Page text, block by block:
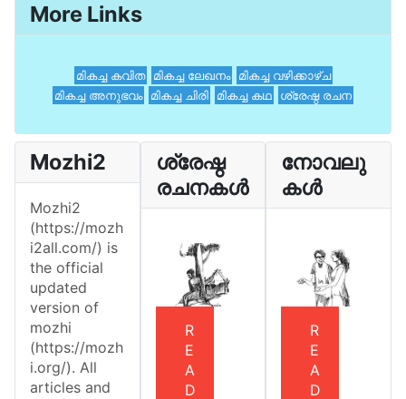
More Links
മികച്ച കവിത മികച്ച ലേഖനം
മികച്ച വഴിക്കാഴ്ച
മികച്ച അനുഭവം
മികച്ച ചിരി മികച്ച കഥ ശ്രേഷ്ഠ രചന
Mozhi2
Mozhi2
(https://mozh
i2all.com/) is
the official
updated
version of
mozhi
(https://mozh
i.org/). All
articles and
ശ്രേഷ്ഠ
രചനകൾ
R
E
A
D
നോവലു
കൾ
R
E
A
D